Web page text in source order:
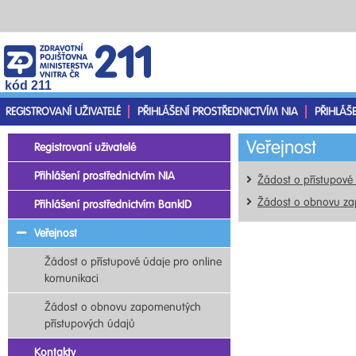
kód 211
REGISTROVANÍ UŽIVATELÉ
PŘIHLÁŠENÍ PROSTŘEDNICTVÍM NIA
Veřejnost
Žádost o
Žádost o obnovu
Registrovaní uživatelé
Přihlášení prostřednictvím NIA
Přihlášení prostřednictvím BankID
Veřejnost
Žádost o přístupové údaje pro online
komunikaci
Žádost o obnovu zapomenutých
přístupových údajů
Kontakty